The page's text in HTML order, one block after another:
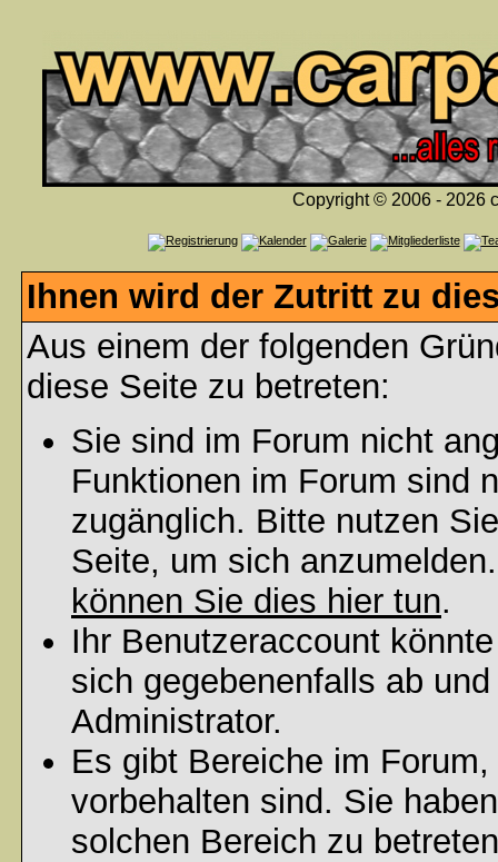
Copyright © 2006 - 2026
Ihnen wird der Zutritt zu
Aus einem der folgenden
diese Seite zu betreten:
Sie sind im Forum nicht
Funktionen im Forum sind
zugänglich. Bitte nutzen
Seite, um sich
können Sie dies hier tun.
Ihr Benutzeraccount
sich gegebenenfalls ab
Administrator.
Es gibt Bereiche im
vorbehalten sind. Sie
solchen Bereich zu